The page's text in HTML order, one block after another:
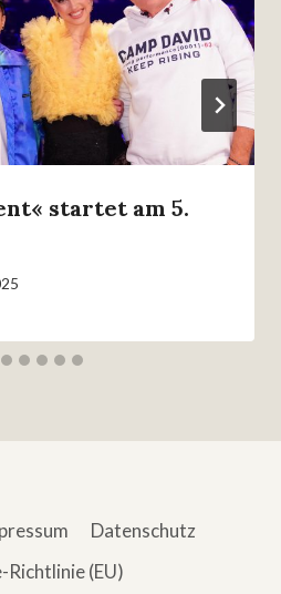
startet am 5.
Datenschutz
Richtlinie (EU)